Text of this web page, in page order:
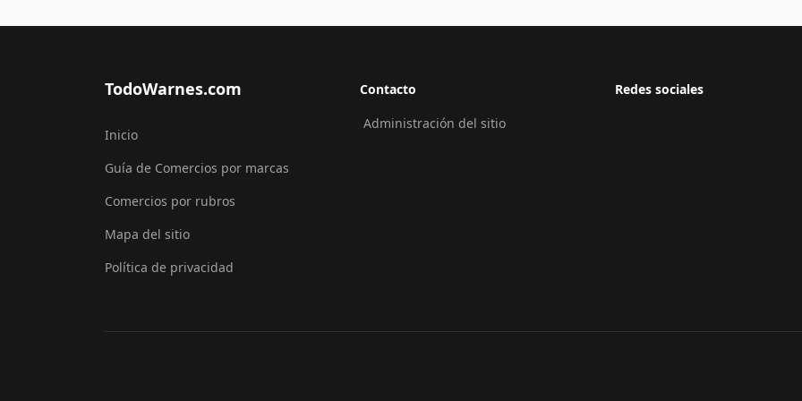
TodoWarnes.com
Inicio
Guía de Comercios por marcas
Comercios por rubros
Mapa del sitio
Política de privacidad
Contacto
Administración del sitio
Redes sociales